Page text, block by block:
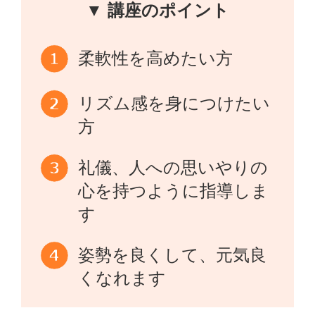
▼ 講座のポイント
柔軟性を高めたい方
リズム感を身につけたい
方
礼儀、人への思いやりの
心を持つように指導しま
す
姿勢を良くして、元気良
くなれます